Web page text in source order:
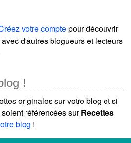
votre comptepour découvrir
d'autres blogueurs et lecteurs
!
originales sur votre blog et si
référencées surRecettes
blog !